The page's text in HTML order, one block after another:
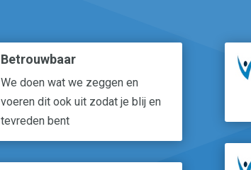
Betrouwbaar
We doen wat we zeggen en
voeren dit ook uit zodat je blij en
tevreden bent